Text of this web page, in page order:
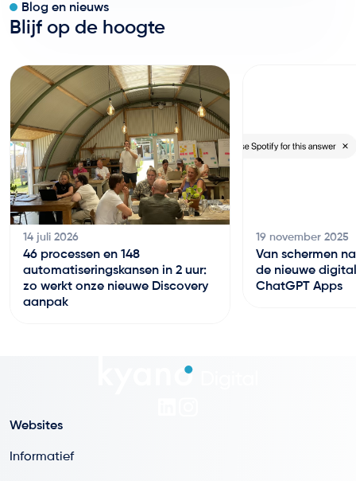
Blog en nieuws
Blijf op de hoogte
14 juli 2026
46 processen en 148
automatiseringskansen in 2 uur:
zo werkt onze nieuwe Discovery
aanpak
19 november 2025
Van schermen
de nieuwe
ChatGPT Apps
Websites
Informatief